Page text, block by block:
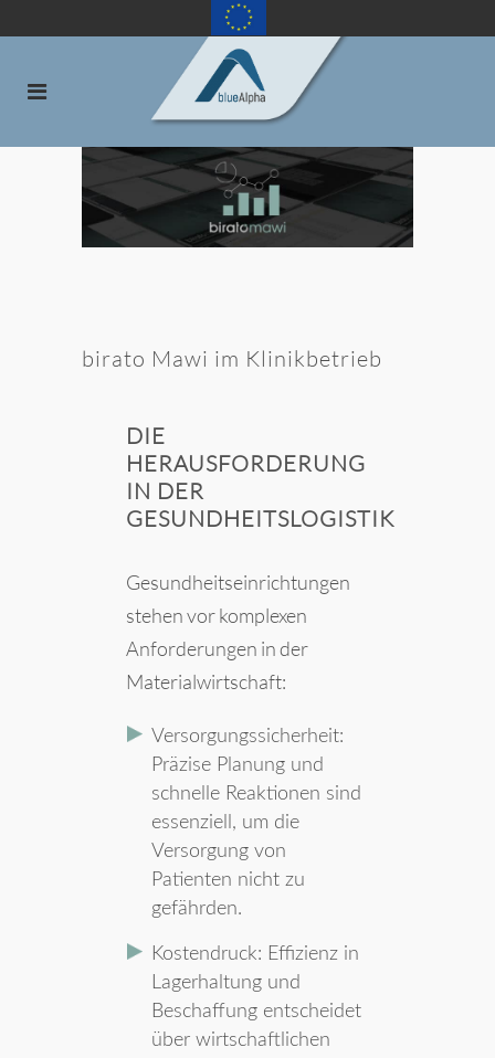
birato Mawi im Klinikbetrieb
DIE
HERAUSFORDERUNG
IN DER
GESUNDHEITSLOGISTIK
Gesundheitseinrichtungen
stehen vor komplexen
Anforderungen in der
Materialwirtschaft:
Versorgungssicherheit:
Präzise Planung und
schnelle Reaktionen sind
essenziell, um die
Versorgung von
Patienten nicht zu
gefährden.
Kostendruck: Effizienz in
Lagerhaltung und
Beschaffung entscheidet
über wirtschaftlichen